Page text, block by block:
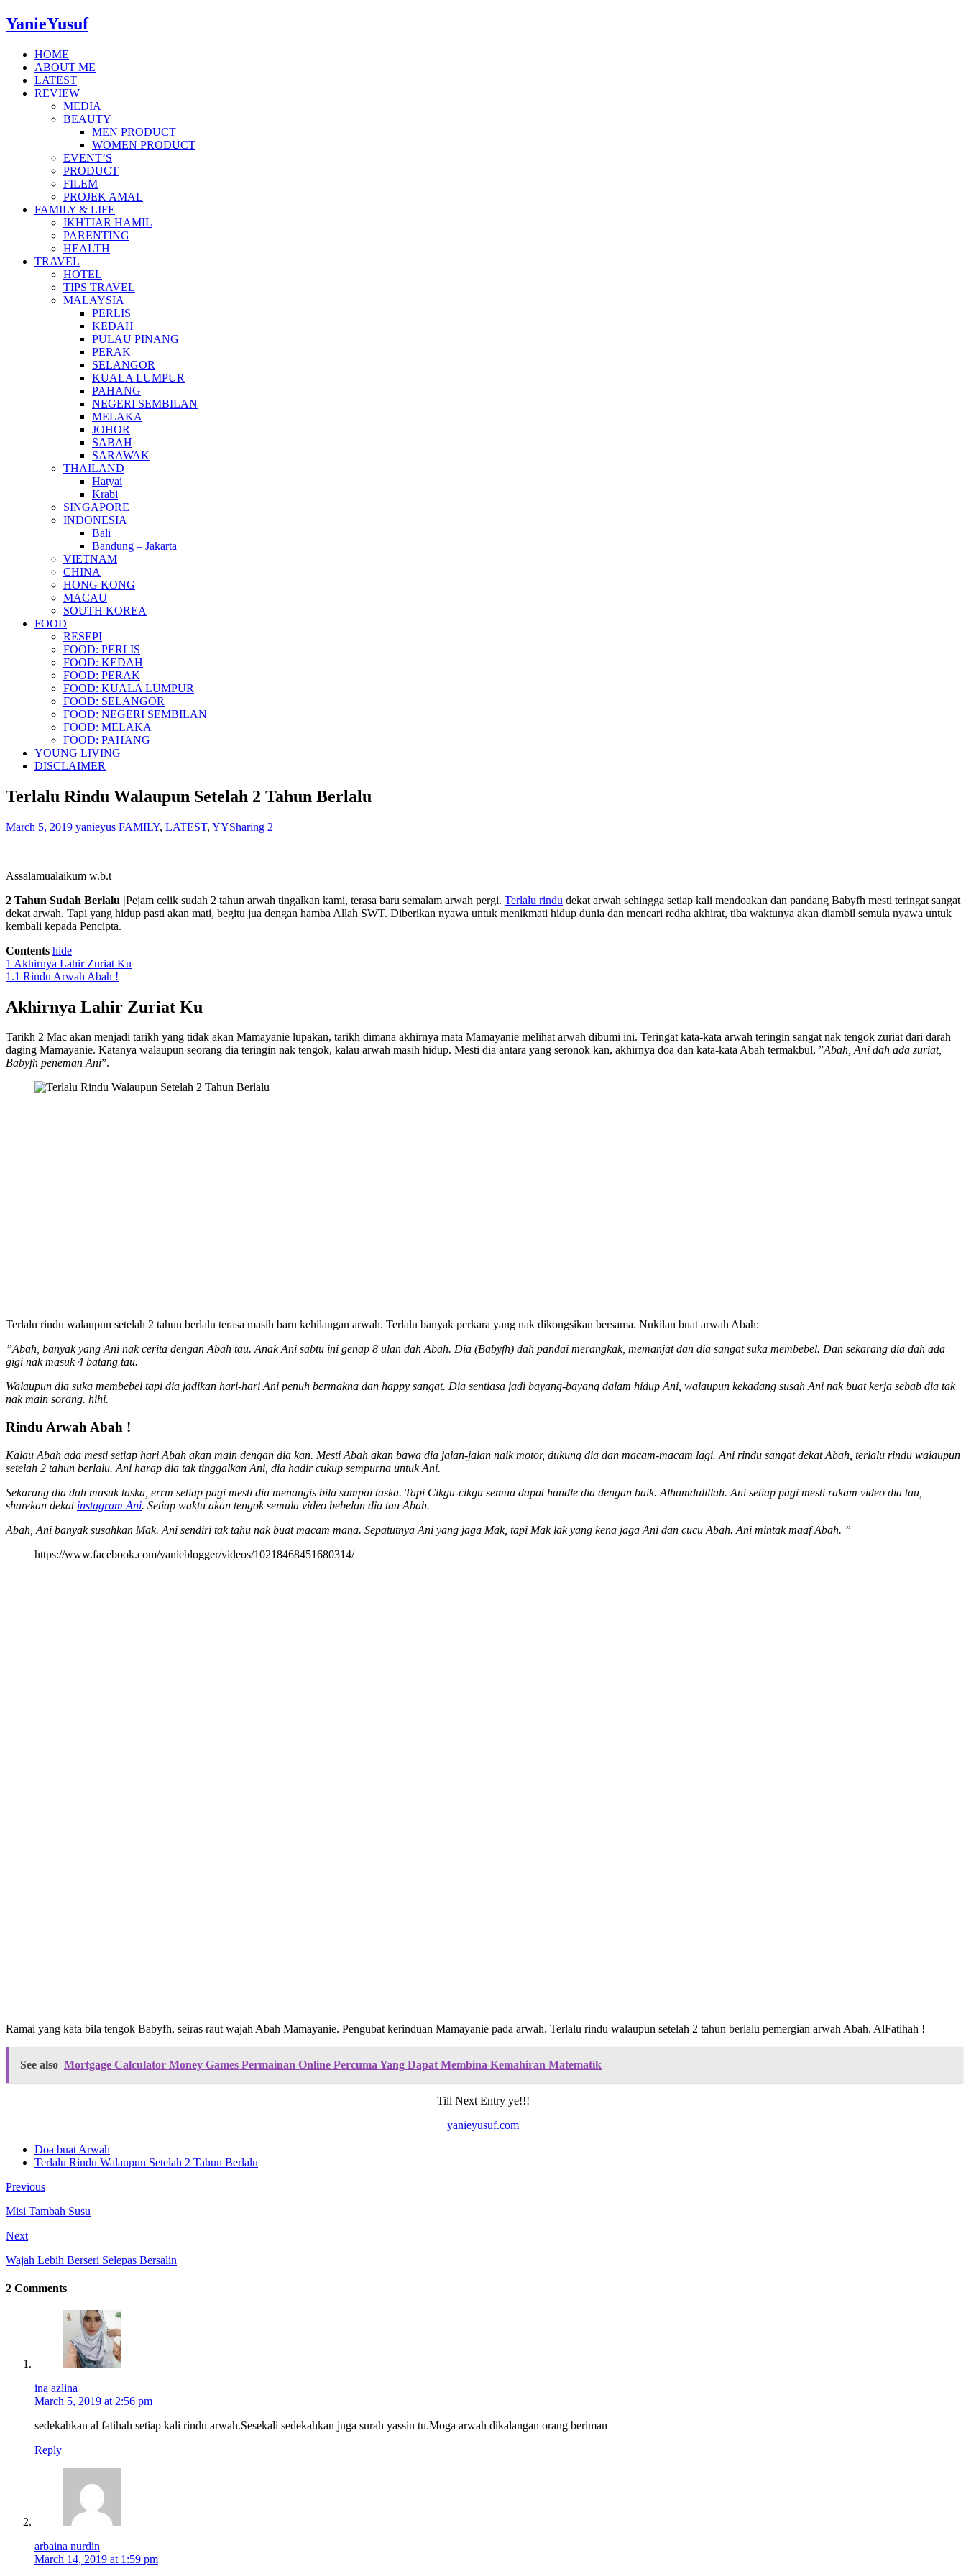
YanieYusuf
HOME
ABOUT ME
LATEST
REVIEW
MEDIA
BEAUTY
MEN PRODUCT
WOMEN PRODUCT
EVENT’S
PRODUCT
FILEM
PROJEK AMAL
FAMILY & LIFE
IKHTIAR HAMIL
PARENTING
HEALTH
TRAVEL
HOTEL
TIPS TRAVEL
MALAYSIA
PERLIS
KEDAH
PULAU PINANG
PERAK
SELANGOR
KUALA LUMPUR
PAHANG
NEGERI SEMBILAN
MELAKA
JOHOR
SABAH
SARAWAK
THAILAND
Hatyai
Krabi
SINGAPORE
INDONESIA
Bali
Bandung – Jakarta
VIETNAM
CHINA
HONG KONG
MACAU
SOUTH KOREA
FOOD
RESEPI
FOOD: PERLIS
FOOD: KEDAH
FOOD: PERAK
FOOD: KUALA LUMPUR
FOOD: SELANGOR
FOOD: NEGERI SEMBILAN
FOOD: MELAKA
FOOD: PAHANG
YOUNG LIVING
DISCLAIMER
Terlalu Rindu Walaupun Setelah 2 Tahun Berlalu
March 5, 2019 yanieyus FAMILY, LATEST, YYSharing 2
Assalamualaikum w.b.t
2 Tahun Sudah Berlalu |Pejam celik sudah 2 tahun arwah tingalkan kami, terasa baru semalam arwah pergi. Terlalu rindu dekat arwah sehingga setiap kali mendoakan dan pandang Babyfh mesti teringat sangat
dekat arwah. Tapi yang hidup pasti akan mati, begitu jua dengan hamba Allah SWT. Diberikan nyawa untuk menikmati hidup dunia dan mencari redha akhirat, tiba waktunya akan diambil semula nyawa untuk
kembali kepada Pencipta.
Contents hide
1 Akhirnya Lahir Zuriat Ku
1.1 Rindu Arwah Abah !
Akhirnya Lahir Zuriat Ku
Tarikh 2 Mac akan menjadi tarikh yang tidak akan Mamayanie lupakan, tarikh dimana akhirnya mata Mamayanie melihat arwah dibumi ini. Teringat kata-kata arwah teringin sangat nak tengok zuriat dari darah
daging Mamayanie. Katanya walaupun seorang dia teringin nak tengok, kalau arwah masih hidup. Mesti dia antara yang seronok kan, akhirnya doa dan kata-kata Abah termakbul, ”Abah, Ani dah ada zuriat,
Babyfh peneman Ani”.
Terlalu rindu walaupun setelah 2 tahun berlalu terasa masih baru kehilangan arwah. Terlalu banyak perkara yang nak dikongsikan bersama. Nukilan buat arwah Abah:
”Abah, banyak yang Ani nak cerita dengan Abah tau. Anak Ani sabtu ini genap 8 ulan dah Abah. Dia (Babyfh) dah pandai merangkak, memanjat dan dia sangat suka membebel. Dan sekarang dia dah ada
gigi nak masuk 4 batang tau.
Walaupun dia suka membebel tapi dia jadikan hari-hari Ani penuh bermakna dan happy sangat. Dia sentiasa jadi bayang-bayang dalam hidup Ani, walaupun kekadang susah Ani nak buat kerja sebab dia tak
nak main sorang. hihi.
Rindu Arwah Abah !
Kalau Abah ada mesti setiap hari Abah akan main dengan dia kan. Mesti Abah akan bawa dia jalan-jalan naik motor, dukung dia dan macam-macam lagi. Ani rindu sangat dekat Abah, terlalu rindu walaupun
setelah 2 tahun berlalu. Ani harap dia tak tinggalkan Ani, dia hadir cukup sempurna untuk Ani.
Sekarang dia dah masuk taska, errm setiap pagi mesti dia menangis bila sampai taska. Tapi Cikgu-cikgu semua dapat handle dia dengan baik. Alhamdulillah. Ani setiap pagi mesti rakam video dia tau,
sharekan dekat instagram Ani. Setiap waktu akan tengok semula video bebelan dia tau Abah.
Abah, Ani banyak susahkan Mak. Ani sendiri tak tahu nak buat macam mana. Sepatutnya Ani yang jaga Mak, tapi Mak lak yang kena jaga Ani dan cucu Abah. Ani mintak maaf Abah. ”
https://www.facebook.com/yanieblogger/videos/10218468451680314/
Ramai yang kata bila tengok Babyfh, seiras raut wajah Abah Mamayanie. Pengubat kerinduan Mamayanie pada arwah. Terlalu rindu walaupun setelah 2 tahun berlalu pemergian arwah Abah. AlFatihah !
See also Mortgage Calculator Money Games Permainan Online Percuma Yang Dapat Membina Kemahiran Matematik
Till Next Entry ye!!!
yanieyusuf.com
Doa buat Arwah
Terlalu Rindu Walaupun Setelah 2 Tahun Berlalu
Previous
Misi Tambah Susu
Next
Wajah Lebih Berseri Selepas Bersalin
2 Comments
ina azlina
March 5, 2019 at 2:56 pm
sedekahkan al fatihah setiap kali rindu arwah.Sesekali sedekahkan juga surah yassin tu.Moga arwah dikalangan orang beriman
Reply
arbaina nurdin
March 14, 2019 at 1:59 pm